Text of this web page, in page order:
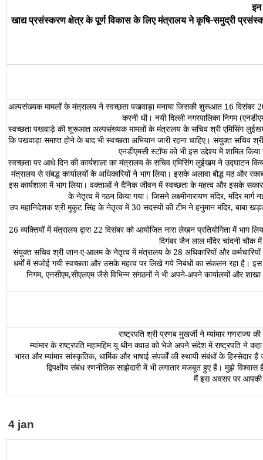
खाद्य प्रसंस्करण क्षेत्र के पूर्ण विकास के लिए मंत्रालय ने कृषि-समुद्री
अल्पसंख्यक मामलों के मंत्रालय ने स्वच्छता पखवाड़ा मनाया जिसकी शुरूआत 16 दिसंबर
करनी थी। नयी दिल्ली नगरपालिका निगम
स्वच्छता पखवाड़े की शुरूआत अल्पसंख्यक मामलों के मंत्रालय के सचिव श्री एमिसिंग
कि पखवाड़ा समाप्त होने के बाद भी स्वच्छता अभियान जारी रहना चाहिए। संयुक्त
एनडीएमसी स्टॉफ को भी इस उद्देश्य में शामिल
स्वच्छता पर आधे दिन की कार्यशाला का मंत्रालय के सचिव एमिसिंग लुईखम ने उद्घाटन
मंत्रालय से संबद्ध कार्यालयों के अधिकारियों ने भाग लिया। इसके अलावा बौद्ध मठ और
इस कार्यशाला में भाग लिया। वक्ताओं ने दैनिक जीवन में स्वच्छता के महत्व और इसके
के नेतृत्व में गठन किया गया। जिसने लक्ष्मीनारायण मंदिर, मंदिर
उप महानिदेशक श्री मुकुट सिंह के नेतृत्व में 30 सदस्यों की टीम ने हनुमान मंदिर, बाबा
26 व्यक्तियों में मंत्रालय द्वारा 22 दिसंबर को आयोजित नारा लेखन प्रतियोगिता में भाग
दिगंबर जैन लाल मंदिर चांदनी चौक
संयुक्त सचिव श्री जान-ए-आलम के नेतृत्व में मंत्रालय के 28 अधिकारियों और कर्मचारियों
धर्मों में संजोई गयी स्वच्छता और उसके महत्व पर लिखे गये निबंधों का संकलन रहा है।
निगम, एनसीएम,सीएलएम जैसे विभिन्न संगठनों ने भी अपने-अपने कार्यालयों और
राष्‍ट्रपति श्री प्रणब मुखर्जी ने म्यांमार
म्यांमार के राष्‍ट्रपति महामहिम यू थीन क्वाउ को भेजे अपने संदेश में
भारत और म्यांमार सांस्कृतिक, धार्मिक और भाषाई संपर्कों की स्थायी संबंधों के
द्विपक्षीय संबंध रणनीतिक साझेदारी में भी लगातार मजबूत हुए हैं। मुझे
मैं इस अवसर पर आपकी
4 jan